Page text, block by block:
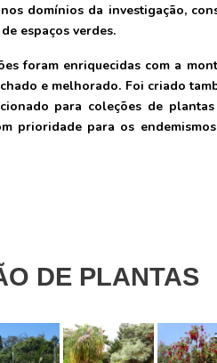
domínios da investigação,
espaços verdes.
foram enriquecidas com a
e melhorado. Foi criado
para coleções de
prioridade para os
DE PLANTAS